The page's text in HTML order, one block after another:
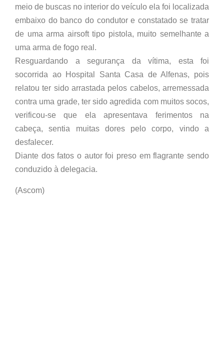
meio de buscas no interior do veículo ela foi localizada
embaixo do banco do condutor e constatado se tratar
de uma arma airsoft tipo pistola, muito semelhante a
uma arma de fogo real.
Resguardando a segurança da vítima, esta foi
socorrida ao Hospital Santa Casa de Alfenas, pois
relatou ter sido arrastada pelos cabelos, arremessada
contra uma grade, ter sido agredida com muitos socos,
verificou-se que ela apresentava ferimentos na
cabeça, sentia muitas dores pelo corpo, vindo a
desfalecer.
Diante dos fatos o autor foi preso em flagrante sendo
conduzido à delegacia.
(Ascom)